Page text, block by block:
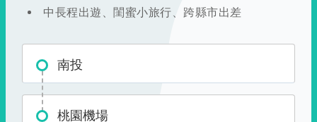
中長程出遊、閨蜜小旅行、跨縣市出差
南投
桃園機場